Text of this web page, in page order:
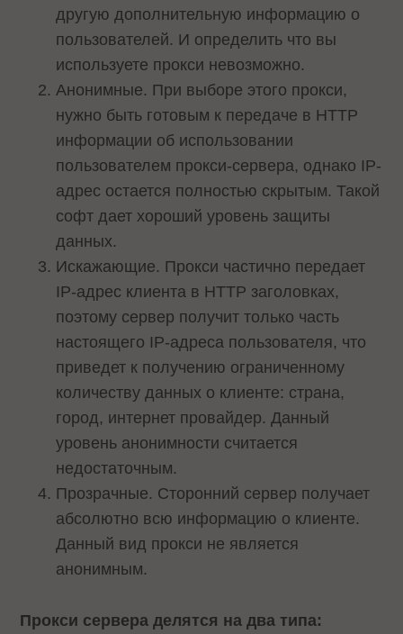
другую дополнительную информацию о
пользователей. И определить что вы
используете прокси невозможно.
Анонимные. При выборе этого прокси,
нужно быть готовым к передаче в НТТР
информации об использовании
пользователем прокси-сервера, однако IP-
адрес остается полностью скрытым. Такой
софт дает хороший уровень защиты
данных.
Искажающие. Прокси частично передает
IP-адрес клиента в НТТР заголовках,
поэтому сервер получит только часть
настоящего IP-адреса пользователя, что
приведет к получению ограниченному
количеству данных о клиенте: страна,
город, интернет провайдер. Данный
уровень анонимности считается
недостаточным.
Прозрачные. Сторонний сервер получает
абсолютно всю информацию о клиенте.
Данный вид прокси не является
анонимным.
Прокси сервера делятся на два типа: